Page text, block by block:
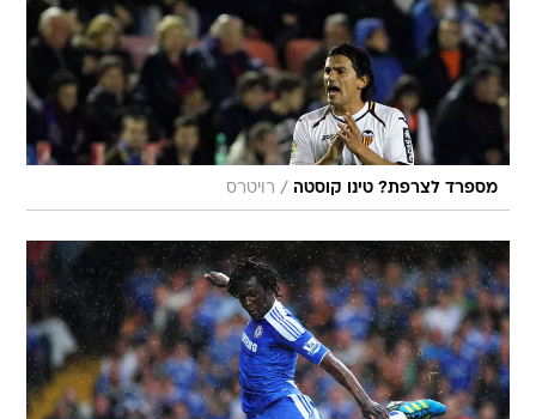
מספרד לצרפת? טינו קוסטה / רויטרס